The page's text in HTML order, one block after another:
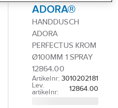
ADORA®
HANDDUSCH
ADORA
PERFECTUS KROM
Ø100MM 1 SPRAY
12864.00
Artikelnr: 3010202181
Lev.
artikelnr:
12864.00